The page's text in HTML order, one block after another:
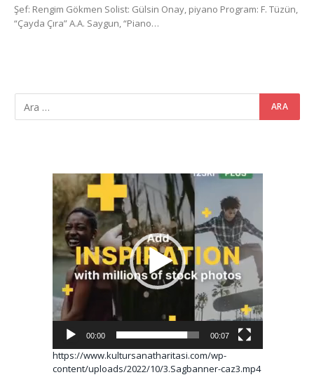
Şef: Rengim Gökmen Solist: Gülsin Onay, piyano Program: F. Tüzün,
“Çayda Çıra” A.A. Saygun, “Piano…
Video
oynatıcı
00:00 00:07
https://www.kultursanatharitasi.com/wp-
content/uploads/2022/10/3.Sagbanner-caz3.mp4